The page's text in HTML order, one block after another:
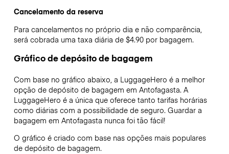
Cancelamento da reserva
Para cancelamentos no próprio dia e não comparência,
será cobrada uma taxa diária de $4.90 por bagagem.
Gráfico de depósito de bagagem
Com base no gráfico abaixo, a LuggageHero é a melhor
opção de depósito de bagagem em Antofagasta. A
LuggageHero é a única que oferece tanto tarifas horárias
como diárias com a possibilidade de seguro. Guardar a
bagagem em Antofagasta nunca foi tão fácil!
O gráfico é criado com base nas opções mais populares
de depósito de bagagem.